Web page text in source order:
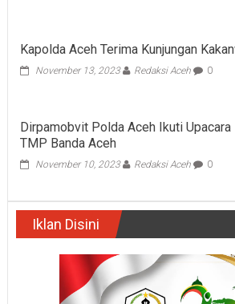
Kapolda Aceh Terima Kunjungan
November 13, 2023 Redaksi Aceh 0
Dirpamobvit Polda Aceh Ikuti
TMP Banda Aceh
November 10, 2023 Redaksi Aceh 0
Iklan Disini